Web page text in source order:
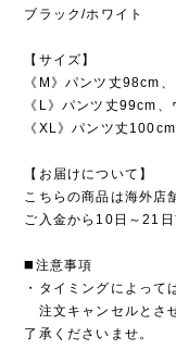
ブラック/ホワイト
【サイズ】
《M》パンツ丈98cm
《L》パンツ丈99cm
《XL》パンツ丈
【お届けについて】
こちらの商品は海外店
ご入金から10日～21日
◼️注意事項
・タイミングによって
注文キャンセルとさ
了承くださいませ。